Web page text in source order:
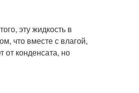
эту жидкость в
что вместе с влагой,
от конденсата, но